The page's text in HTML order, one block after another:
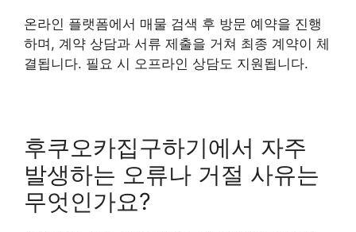
온라인 플랫폼에서 매물 검색 후 방문 예약을 진행
하며, 계약 상담과 서류 제출을 거쳐 최종 계약이 체
결됩니다. 필요 시 오프라인 상담도 지원됩니다.
후쿠오카집구하기에서 자주
발생하는 오류나 거절 사유는
무엇인가요?